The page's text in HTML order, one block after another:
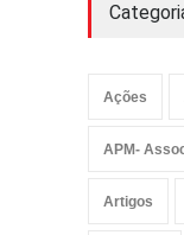
Ações
APM-
Artigos